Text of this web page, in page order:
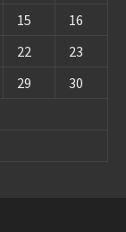
15
16
22
23
29
30